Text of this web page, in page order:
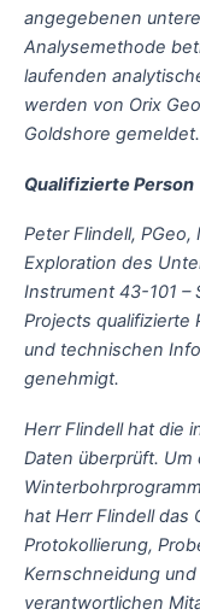
angegebenen
Analysemethode
laufenden
werden von Orix
Goldshore gemeldet.
Qualifizierte Person
Peter Flindell,
Exploration des
Instrument 43-101 –
Projects qualifizierte
und technischen
genehmigt.
Herr Flindell hat die
Daten überprüft.
hat Herr Flindell das
Protokollierung,
Kernschneidung
verantwortlichen